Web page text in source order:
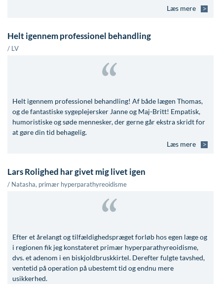
Læs mere
Helt igennem professionel behandling
/ LV
Helt igennem professionel behandling! Af både lægen Thomas,
og de fantastiske sygeplejersker Janne og Maj-Britt! Empatisk,
humoristiske og søde mennesker, der gerne går ekstra skridt for
at gøre din tid behagelig.
Læs mere
Lars Rolighed har givet mig livet igen
/ Natasha, primær hyperparathyreoidisme
Efter et årelangt og tilfældighedspræget forløb hos egen læge og
i regionen fik jeg konstateret primær hyperparathyreoidisme,
dvs. et adenom i en biskjoldbruskkirtel. Derefter fulgte tavshed,
ventetid på operation på ubestemt tid og endnu mere
usikkerhed.